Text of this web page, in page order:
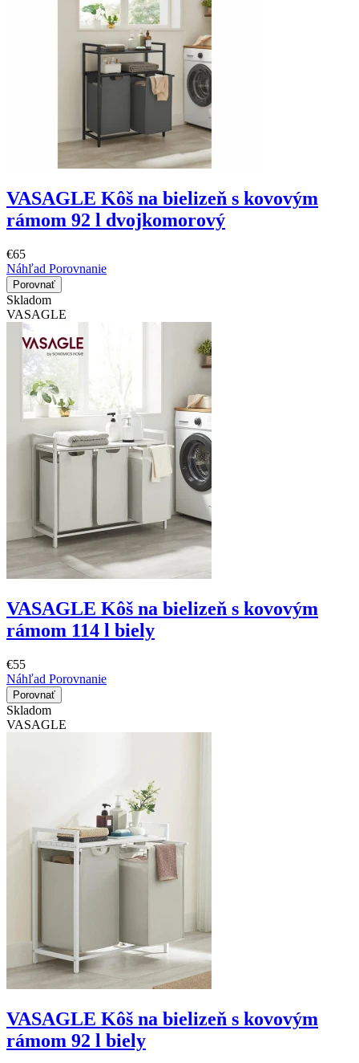
VASAGLE Kôš na bielizeň s kovovým
rámom 92 l dvojkomorový
€65
Náhľad Porovnanie
Porovnať
Skladom
VASAGLE
VASAGLE Kôš na bielizeň s kovovým
rámom 114 l biely
€55
Náhľad Porovnanie
Porovnať
Skladom
VASAGLE
VASAGLE Kôš na bielizeň s kovovým
rámom 92 l biely